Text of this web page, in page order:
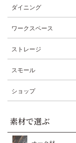
ダイニング
ワークスペース
ストレージ
スモール
ショップ
素材で選ぶ